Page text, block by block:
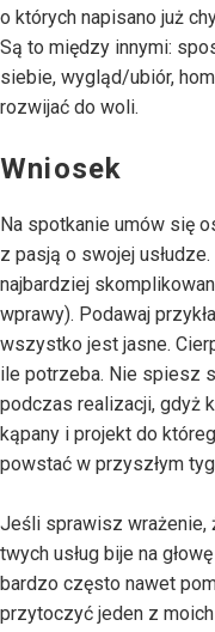
o których napisano już
Są to między innymi:
siebie, wygląd/ubiór,
rozwijać do woli.
Wniosek
Na spotkanie umów się
z pasją o swojej
najbardziej
wprawy). Podawaj
wszystko jest jasne.
ile potrzeba. Nie spiesz
podczas realizacji, gdyż
kąpany i projekt do
powstać w przyszłym
Jeśli sprawisz wrażenie,
twych usług bije na
bardzo często nawet
przytoczyć jeden z